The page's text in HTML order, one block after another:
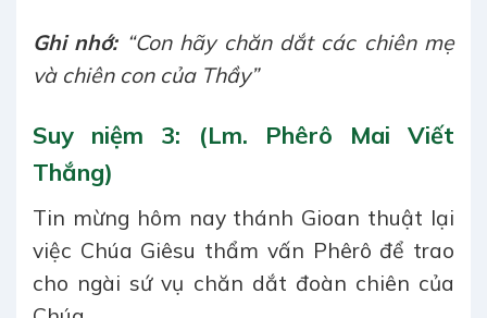
Ghi nhớ: “Con hãy chăn dắt các chiên mẹ
và chiên con của Thầy”
Suy niệm 3: (Lm. Phêrô Mai Viết
Thắng)
Tin mừng hôm nay thánh Gioan thuật lại
việc Chúa Giêsu thẩm vấn Phêrô để trao
cho ngài sứ vụ chăn dắt đoàn chiên của